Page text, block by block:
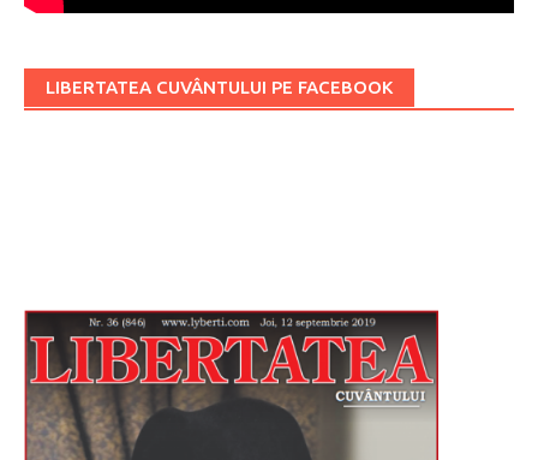
LIBERTATEA CUVÂNTULUI PE FACEBOOK